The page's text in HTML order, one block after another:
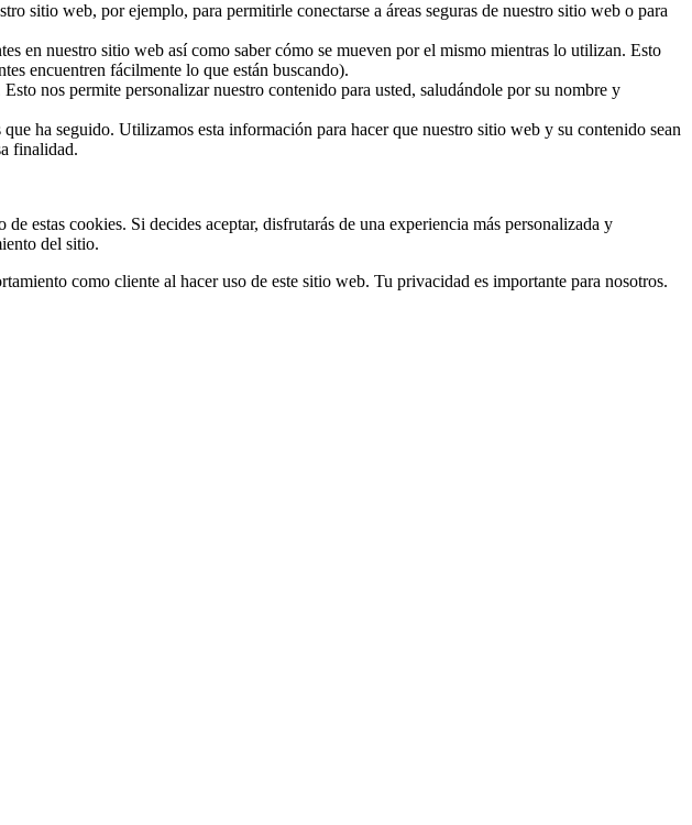
sitio web, por ejemplo, para permitirle conectarse a áreas seguras de nuestro sitio web o para
en nuestro sitio web así como saber cómo se mueven por el mismo mientras lo utilizan. Esto
encuentren fácilmente lo que están buscando).
nos permite personalizar nuestro contenido para usted, saludándole por su nombre y
ha seguido. Utilizamos esta información para hacer que nuestro sitio web y su contenido sean
finalidad.
estas cookies. Si decides aceptar, disfrutarás de una experiencia más personalizada y
del sitio.
como cliente al hacer uso de este sitio web. Tu privacidad es importante para nosotros.